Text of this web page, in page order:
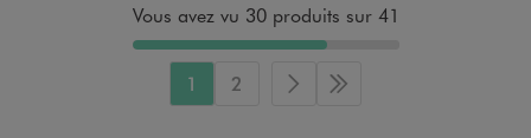
Vous avez vu 30 produits sur 41
1 2 Page suivante
Dernière page